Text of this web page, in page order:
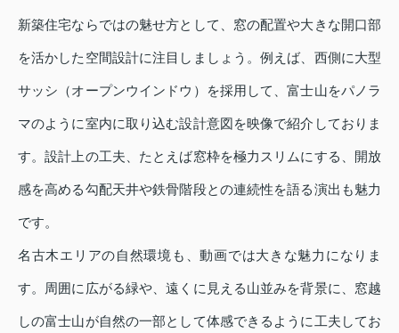
新築住宅ならではの魅せ方として、窓の配置や大きな開口部
を活かした空間設計に注目しましょう。例えば、西側に大型
サッシ（オープンウインドウ）を採用して、富士山をパノラ
マのように室内に取り込む設計意図を映像で紹介しておりま
す。設計上の工夫、たとえば窓枠を極力スリムにする、開放
感を高める勾配天井や鉄骨階段との連続性を語る演出も魅力
です。
名古木エリアの自然環境も、動画では大きな魅力になりま
す。周囲に広がる緑や、遠くに見える山並みを背景に、窓越
しの富士山が自然の一部として体感できるように工夫してお